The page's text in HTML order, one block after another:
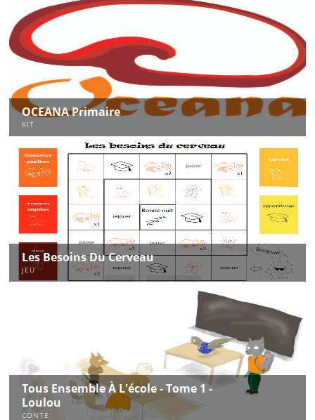
OCEANA Primaire
KIT
Les Besoins Du Cerveau
JEU
Tous Ensemble À L'école - Tome 1 -
Loulou
CONTE